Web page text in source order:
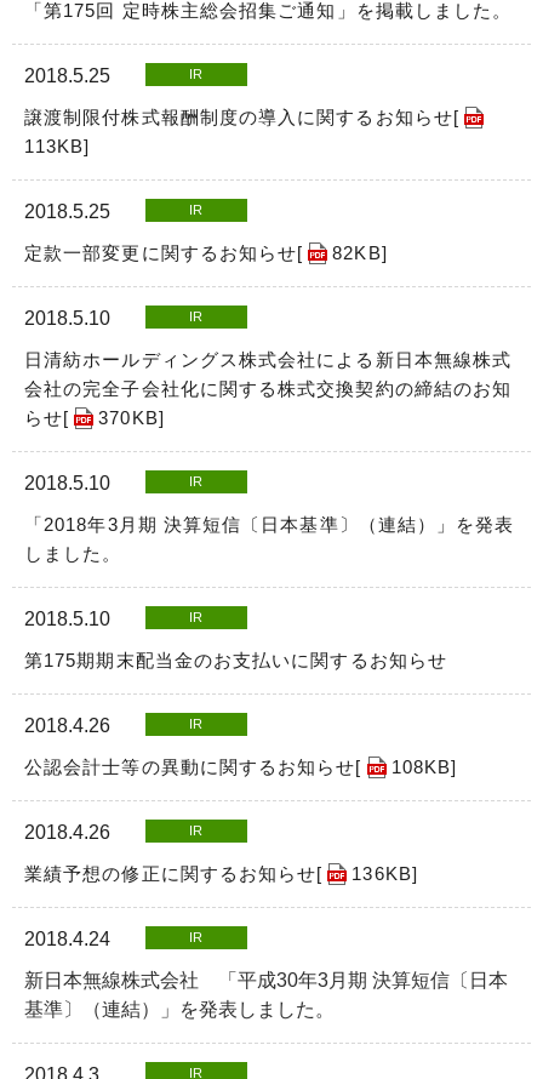
「第175回 定時株主総会招集ご通知」を掲載しました。
2018.5.25 IR
譲渡制限付株式報酬制度の導入に関するお知らせ[
113KB]
2018.5.25 IR
定款一部変更に関するお知らせ[ 82KB]
2018.5.10 IR
日清紡ホールディングス株式会社による新日本無線株式
会社の完全子会社化に関する株式交換契約の締結のお知
らせ[
370KB]
2018.5.10 IR
「2018年3月期 決算短信〔日本基準〕（連結）」を発表
しました。
2018.5.10 IR
第175期期末配当金のお支払いに関するお知らせ
2018.4.26 IR
公認会計士等の異動に関するお知らせ[ 108KB]
2018.4.26 IR
業績予想の修正に関するお知らせ[ 136KB]
2018.4.24 IR
新日本無線株式会社 「平成30年3月期 決算短信〔日本
基準〕（連結）」を発表しました。
2018.4.3 IR